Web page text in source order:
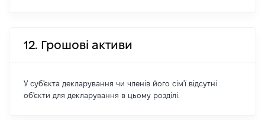
12. Грошові активи
У суб'єкта декларування чи членів його сім'ї відсутні
об'єкти для декларування в цьому розділі.